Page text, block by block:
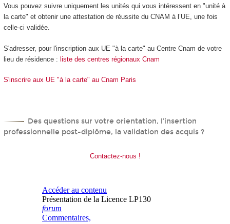
Vous pouvez suivre uniquement les unités qui vous intéressent en "unité à
la carte" et obtenir une attestation de réussite du CNAM à l’UE, une fois
celle-ci validée.
S'adresser, pour l'inscription aux UE "à la carte" au Centre Cnam de votre
lieu de résidence : liste des centres régionaux Cnam
S'inscrire aux UE "à la carte" au Cnam Paris
Des questions sur votre orientation, l’insertion
professionnelle post-diplôme, la validation des acquis ?
Contactez-nous !